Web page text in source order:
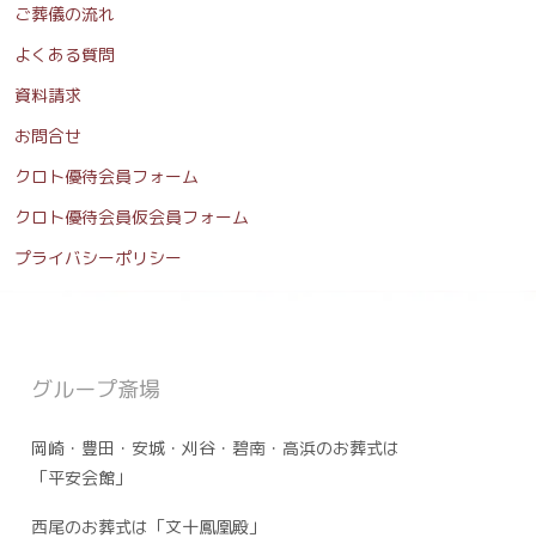
ご葬儀の流れ
よくある質問
資料請求
お問合せ
クロト優待会員フォーム
クロト優待会員仮会員フォーム
プライバシーポリシー
グループ斎場
岡崎・豊田・安城・刈谷・碧南・高浜のお葬式は
「平安会館」
西尾のお葬式は「文十鳳凰殿」